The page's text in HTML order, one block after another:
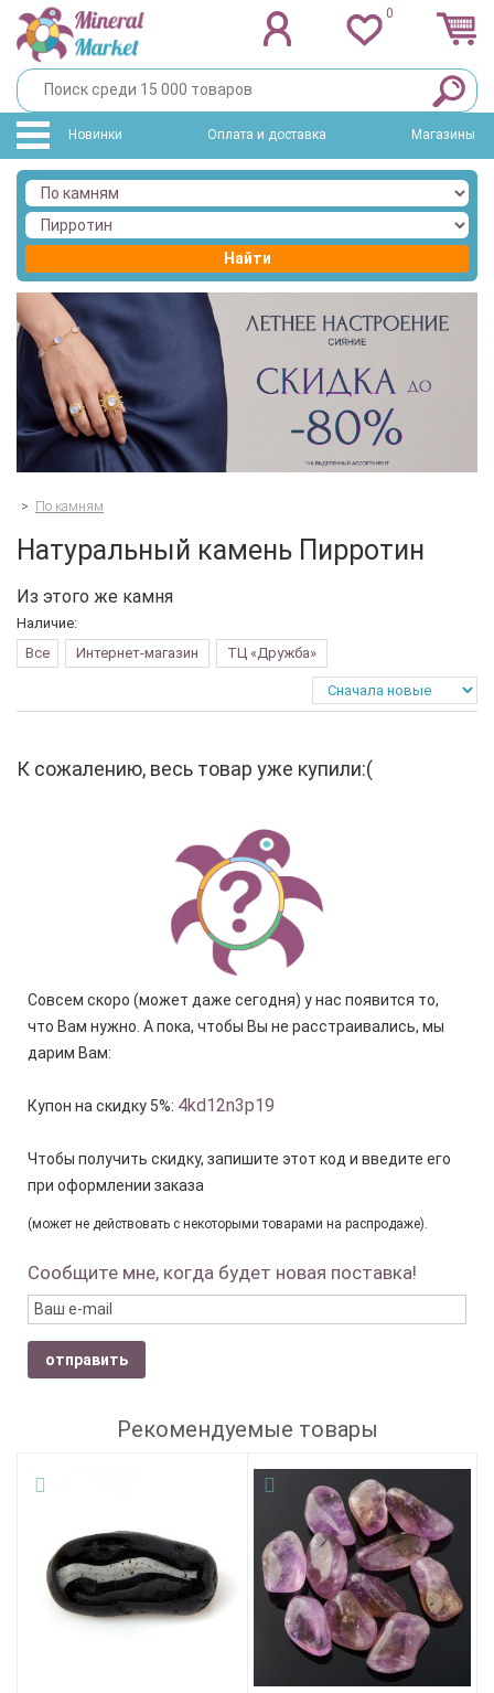
0
Новинки Оплата и доставка Магазины
Найти
> По камням
Натуральный камень Пирротин
Из этого же камня
Наличие:
Все
Интернет-магазин ТЦ «Дружба»
К сожалению, весь товар уже купили:(
Совсем скоро (может даже сегодня) у нас появится то,
что Вам нужно. А пока, чтобы Вы не расстраивались, мы
дарим Вам:
Купон на скидку 5%: 4kd12n3p19
Чтобы получить скидку, запишите этот код и введите его
при оформлении заказа
(может не действовать с некоторыми товарами на распродаже).
Сообщите мне, когда будет новая поставка!
отправить
Рекомендуемые товары